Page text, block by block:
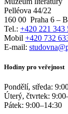
Pelléova 44/22
160 00 Praha 6 –
Tel.: +420 221 343
Mobil +420 732
E-mail:
Hodiny pro veřejnost
Pondělí, středa:
Úterý, čtvrtek: 9:00
Pátek: 9:00–14:30